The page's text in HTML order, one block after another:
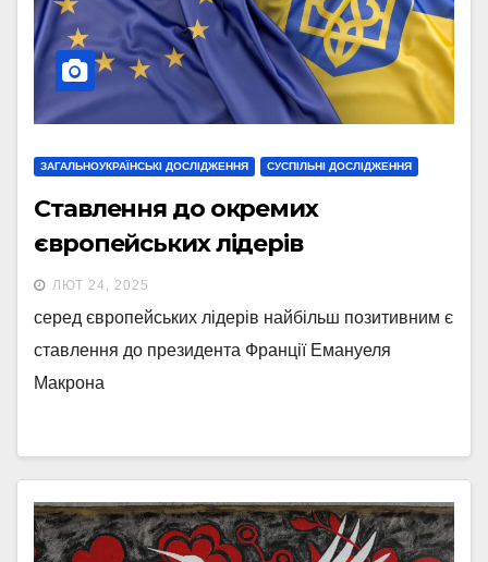
ЗАГАЛЬНОУКРАЇНСЬКІ ДОСЛІДЖЕННЯ СУСПІЛЬНІ ДОСЛІДЖЕННЯ
Ставлення до окремих
європейських лідерів
ЛЮТ 24, 2025
серед європейських лідерів найбільш позитивним є
ставлення до президента Франції Емануеля
Макрона